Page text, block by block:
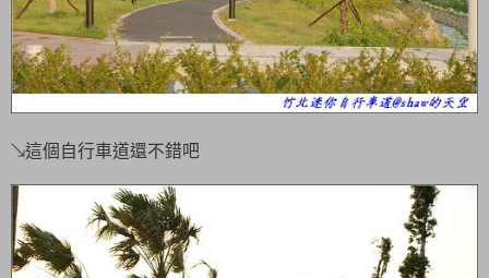
↘這個自行車道還不錯吧